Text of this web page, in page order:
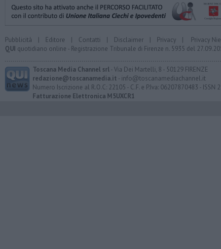
Pubblicità | Editore | Contatti | Disclaimer | Privacy | Privacy
QUI quotidiano online - Registrazione Tribunale di Firenze n. 5935 del
Toscana Media Channel srl- Via Dei Martelli, 8 - 50129 FIRENZE
redazione@toscanamedia.it - info@toscanamediachannel.it
Numero Iscrizione al R.O.C: 22105 - C.F. e P.Iva: 06207870483 - ISSN
Fatturazione Elettronica M5UXCR1